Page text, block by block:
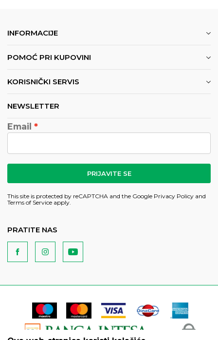
INFORMACIJE
POMOĆ PRI KUPOVINI
KORISNIČKI SERVIS
NEWSLETTER
Email
PRIJAVITE SE
This site is protected by reCAPTCHA and the Google Privacy Policy and
Terms of Service apply.
PRATITE NAS